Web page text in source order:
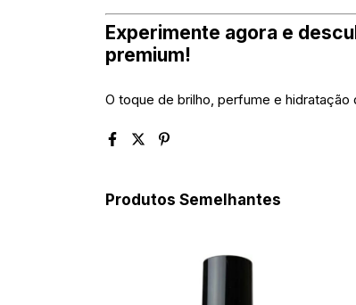
Experimente agora e
premium!
O toque de brilho, perfume e
Produtos Semelhantes